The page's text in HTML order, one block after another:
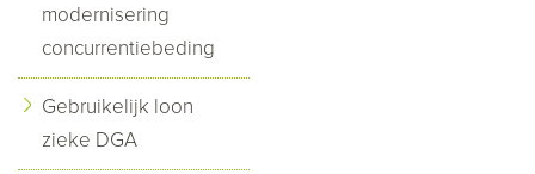
modernisering
concurrentiebeding
Gebruikelijk loon
zieke DGA